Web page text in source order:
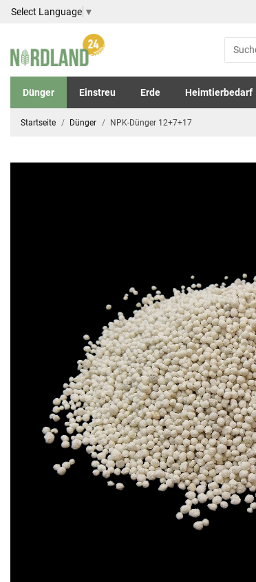
Select Language ▼
Dünger Einstreu Erde Heimtierbedarf
Startseite Dünger NPK-Dünger 12+7+17